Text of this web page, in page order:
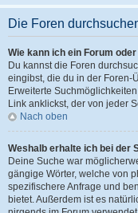
Die Foren
Wie kann ich ein Forum
Du kannst die Foren
eingibst, die du in der Foren-
Erweiterte
Link anklickst, der von jeder
Nach oben
Weshalb erhalte ich bei der
Deine Suche war
gängige Wörter, welche von
spezifischere Anfrage und
bietet. Außerdem ist es